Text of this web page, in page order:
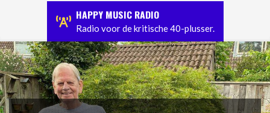
HAPPY MUSIC RADIO
Radio voor de kritische 40-plusser.